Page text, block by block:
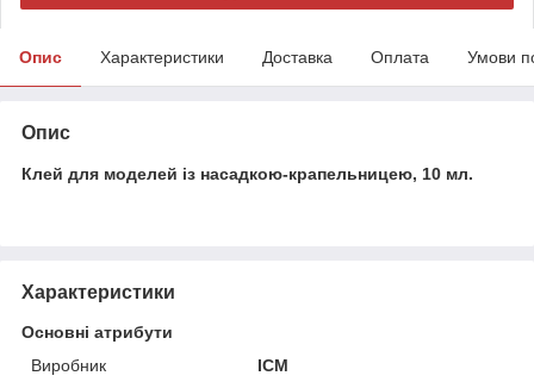
Опис Характеристики Доставка Оплата Умови
Опис
Клей для моделей із насадкою-крапельницею, 10 мл.
Характеристики
Основні атрибути
Виробник
ICM